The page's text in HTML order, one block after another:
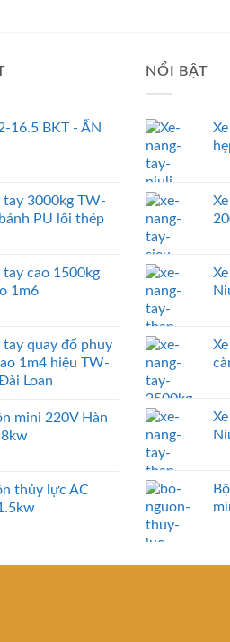
16.5 BKT - ẤN
tay 3000kg TW-
bánh PU lỗi thép
tay cao 1500kg
1m6
tay quay đổ phuy
1m4 hiệu TW-
Loan
mini 220V Hàn
thủy lực AC
NỔI BẬT